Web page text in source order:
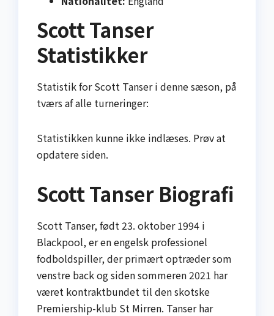
Scott Tanser
Statistikker
Statistik for Scott Tanser i denne sæson, på
tværs af alle turneringer:
Statistikken kunne ikke indlæses. Prøv at
opdatere siden.
Scott Tanser Biografi
Scott Tanser, født 23. oktober 1994 i
Blackpool, er en engelsk professionel
fodboldspiller, der primært optræder som
venstre back og siden sommeren 2021 har
været kontraktbundet til den skotske
Premiership-klub St Mirren. Tanser har